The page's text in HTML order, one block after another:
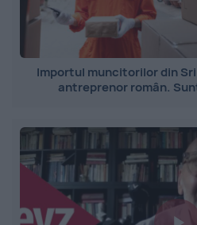
Importul muncitorilor din
antreprenor român.